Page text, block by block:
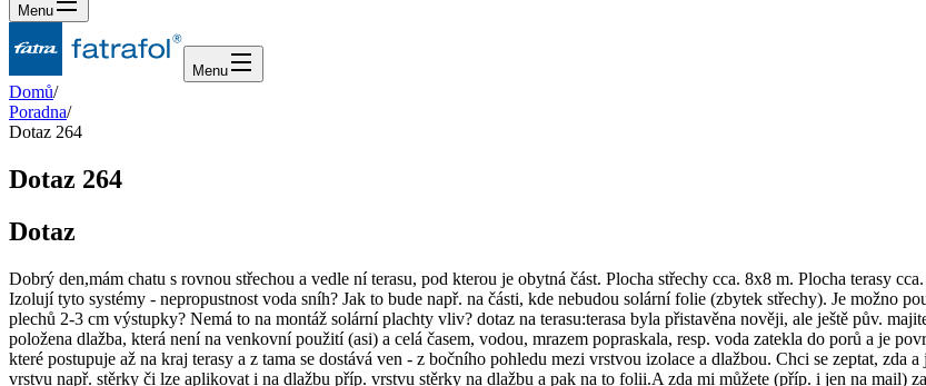
Menu
Menu
Domů/
Poradna/
Dotaz 264
Dotaz 264
Dotaz
Dobrý den,mám chatu s rovnou střechou a vedle ní terasu, pod kterou je obytná část. Plocha střechy cca. 8x8 m. Plocha terasy
Izolují tyto systémy - nepropustnost voda sníh? Jak to bude např. na části, kde nebudou solární folie (zbytek střechy). Je možno
plechů 2-3 cm výstupky? Nemá to na montáž solární plachty vliv? dotaz na terasu:terasa byla přistavěna nověji, ale ještě pův.
položena dlažba, která není na venkovní použití (asi) a celá časem, vodou, mrazem popraskala, resp. voda zatekla do porů a je
které postupuje až na kraj terasy a z tama se dostává ven - z bočního pohledu mezi vrstvou izolace a dlažbou. Chci se zeptat,
vrstvu např. stěrky či lze aplikovat i na dlažbu příp. vrstvu stěrky na dlažbu a pak na to folii.A zda mi můžete (příp. i jen na mail)